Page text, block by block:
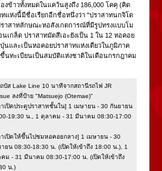
งข้าวทั้งหมดในแคว้นสูงถึง 186,000 โคคุ (คิด
ทแห่งนี้มีชื่อเรียกอีกชื่อหนึ่งว่า "ปราสาทนกจิโด
าสาทลักษณะหอสังเกตการณ์ที่มีรูปทรงแบบโม
เกล็ด ปราสาทมัตสึเอะยังเป็น 1 ใน 12 หอคอย
นและเป็นหอคอยปราสาทแห่งเดียวในภูมิภาค
นทะเบียนเป็นสมบัติแห่งชาติในเดือนกรกฎาคม
บัส Lake Line 10 นาทีจากสถานีรถไฟ JR
ลงที่ป้าย "Matsuejo (Otemae)"
าเปิดประตูปราสาทชั้นใน] 1 เมษายน - 30 กันยายน
19:30 น., 1 ตุลาคม - 31 มีนาคม 08:30-17:00
าเปิดให้ขึ้นไปชมหอคอยกลาง] 1 เมษายน - 30
ยน 08:30-18:30 น. (เปิดให้เข้าถึง 18:00 น.), 1
ม - 31 มีนาคม 08:30-17:00 น. (เปิดให้เข้าถึง
น.)